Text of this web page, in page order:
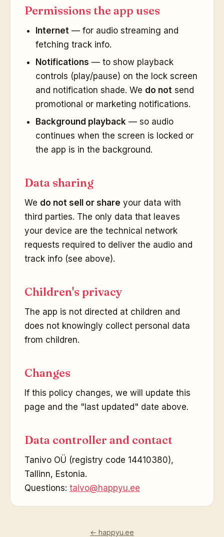
Permissions the app uses
Internet — for audio streaming and
fetching track info.
Notifications — to show playback
controls (play/pause) on the lock screen
and notification shade. We do not send
promotional or marketing notifications.
Background playback — so audio
continues when the screen is locked or
the app is in the background.
Data sharing
We do not sell or share your data with
third parties. The only data that leaves
your device are the technical network
requests required to deliver the audio and
track info (see above).
Children's privacy
The app is not directed at children and
does not knowingly collect personal data
from children.
Changes
If this policy changes, we will update this
page and the "last updated" date above.
Data controller and contact
Tanivo OÜ (registry code 14410380),
Tallinn, Estonia.
Questions: taivo@happyu.ee
← happyu.ee